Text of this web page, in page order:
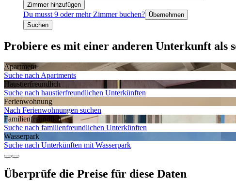
Zimmer hinzufügen
Du musst 9 oder mehr Zimmer buchen? Übernehmen
Suchen
Probiere es mit einer anderen Unterkunft als
Apartment
Suche nach Apartments
Haustier­freundlich
Suche nach haustierfreundlichen Unterkünften
Ferien­wohnung
Nach Ferienwohnungen suchen
Familien­freundlich
Suche nach familienfreundlichen Unterkünften
Wasserpark
Suche nach Unterkünften mit Wasserpark
Überprüfe die Preise für diese Daten